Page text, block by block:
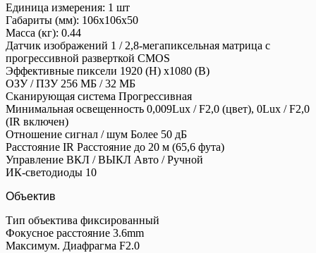
Единица измерения: 1 шт
Габариты (мм): 106x106x50
Масса (кг): 0.44
Датчик изображений 1 / 2,8-мегапиксельная матрица с
прогрессивной разверткой CMOS
Эффективные пиксели 1920 (H) x1080 (В)
ОЗУ / ПЗУ 256 МБ / 32 МБ
Сканирующая система Прогрессивная
Минимальная освещенность 0,009Lux / F2,0 (цвет), 0Lux / F2,0
(IR включен)
Отношение сигнал / шум Более 50 дБ
Расстояние IR Расстояние до 20 м (65,6 фута)
Управление ВКЛ / ВЫКЛ Авто / Ручной
ИК-светодиоды 10
Объектив
Тип объектива фиксированный
Фокусное расстояние 3.6mm
Максимум. Диафрагма F2.0